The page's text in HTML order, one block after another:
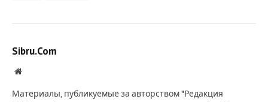
Sibru.Com
Website
Материалы, публикуемые за авторством "Редакция